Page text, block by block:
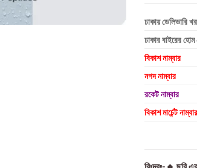
ঢাকায় ডেলিভারি
ঢাকার বাইরের
বিকাশ নাম্বার
নগদ নাম্বার
রকেট নাম্বার
বিকাশ মার্চেন্ট নাম্বার